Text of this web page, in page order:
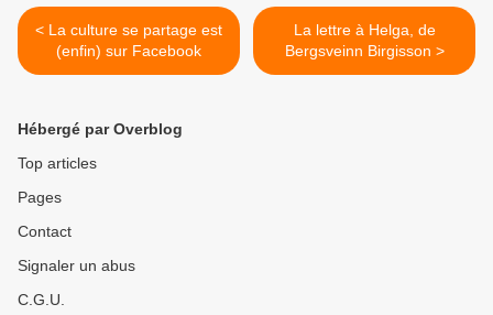
< La culture se partage est
(enfin) sur Facebook
La lettre à Helga, de
Bergsveinn Birgisson >
Hébergé par Overblog
Top articles
Pages
Contact
Signaler un abus
C.G.U.